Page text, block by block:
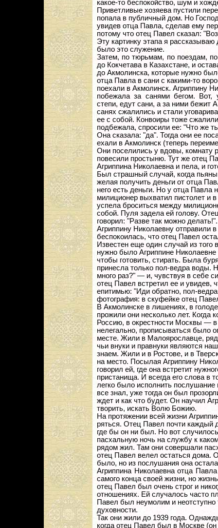
какое-то беспокойство, шум и
Приветливые хозяева пустили
попала в публичный дом. Но
увидев отца Павла, сделав ему
потому что отец Павел сказал:
Эту картинку этапа я
было это служение.
Затем, по тюрьмам, по поездам,
до Кокчетава в Казахстане, и
до Акмолинска, которые нужно
отца Павла в сани с какими-то
поехали в Акмолинск. Агриппину
побежала за санями бегом. Вот,
степи, едут сани, а за ними бежит
санях сжалились и стали
ее с собой. Конвоиры тоже
подбежала, спросили ее: "Что же
Она сказала: "да". Тогда они ее
ехали в Акмолинск (теперь
Они поселились у вдовы, комнату
повесили простыню. Тут же отец
Агриппина Николаевна и пела, и
Был страшный случай, когда
желая получить деньги от отца
него есть деньги. Но у отца Павла
милиционер выхватил пистолет и
успела броситься между
собой. Пуля задела ей голову.
говорил: "Разве так можно
Агриппину Николаевну отправили
беспокоилась, что отец Павел
Известен еще один случай из
нужно было Агриппине
чтобы готовить, стирать. Была
принесла только пол-ведра воды.
много раз?" — и, чувствуя в себе
отец Павел встретил ее и увидев,
епитимью: "Иди обратно, пол-
фотография: в скуфейке отец
В Акмолинске в лишениях, в
прожили они несколько лет. Когда
Россию, в окрестности Москвы —
нелегально, прописываться было
месте. Жили в Малоярославце,
чьи внуки и правнуки являются
знаем. Жили и в Ростове, и в
на место. Посылая Агриппину
говорил ей, где она встретит
пристанища. И всегда его слова в
легко было исполнить послушание
все знал, уже тогда он был
ждет и как что будет. Он научил
творить, искать Волю Божию.
На протяжении всей жизни
ряться. Отец Павел почти каждый
где бы он ни был. Но вот
пасхальную ночь на службу к
рядом жил. Там они совершали
отец Павел велел остаться дома.
было, но из послушания она
Агриппина Николаевна отца
самого конца своей жизни, но
отец Павел был очень строг и
отношениях. Ей случалось часто
Павел был неумолим и неотступно
духовности.
Так они жили до 1939 года.
когда отец Павел был в Москве